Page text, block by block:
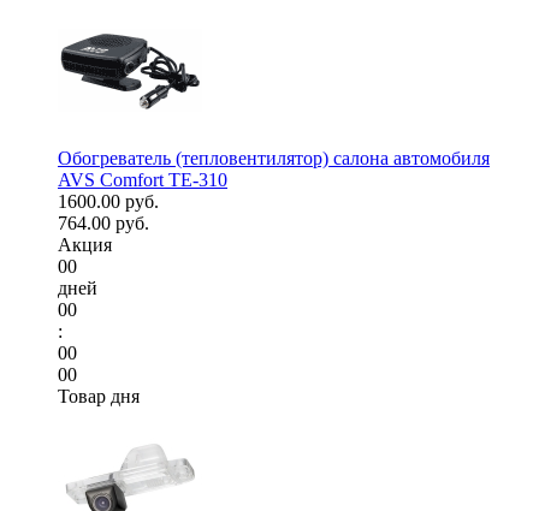
Обогреватель (тепловентилятор) салона автомобиля
AVS Comfort TE-310
1600.00 руб.
764.00 руб.
Акция
00
дней
00
:
00
00
Товар дня